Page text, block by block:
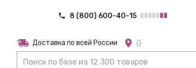
8 (800) 600-40-15
Доставка по всей России {}